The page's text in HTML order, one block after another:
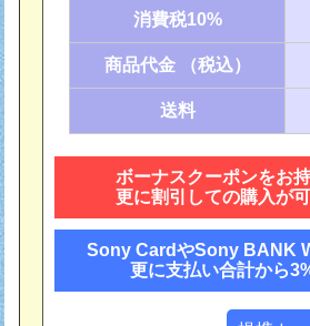
消費税10%
商品代金 （税込）
送料
ボーナスクーポンをお
更に割引しての購入が
Sony CardやSony BANK
更に支払い合計から